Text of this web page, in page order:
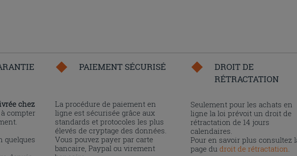
chez
à compter
quelques
PAIEMENT SÉCURISÉ
La procédure de paiement en
ligne est sécurisée grâce aux
standards et protocoles les plus
élevés de cryptage des données.
Vous pouvez payer par carte
bancaire, Paypal ou virement
DROIT DE
RÉTRACTATION
Seulement pour les achats en
ligne la loi prévoit un droit de
rétractation de 14 jours
calendaires.
Pour en savoir plus consultez
page dudroit de rétractation.